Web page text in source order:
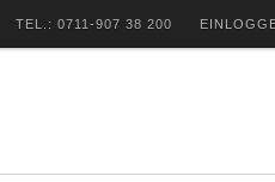
TEL.: 0711-907 38 200